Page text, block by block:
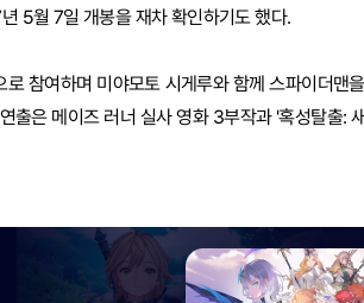
5월 7일 개봉을 재차 확인하기도 했다.
참여하며 미야모토 시게루와 함께 스파이더맨
출은 메이즈 러너 실사 영화 3부작과 '혹성탈출: